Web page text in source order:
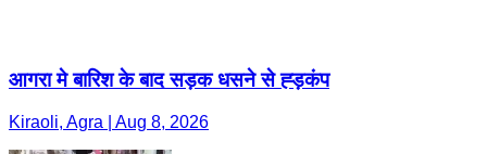
आगरा मे बारिश के बाद सड़क धसने से ह्ड़कंप
Kiraoli, Agra | Aug 8, 2026